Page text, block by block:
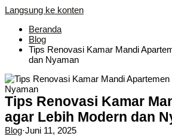
Langsung ke konten
Beranda
Blog
Tips Renovasi Kamar Mandi
dan Nyaman
Tips Renovasi Kamar
agar Lebih Modern dan
Blog·Juni 11, 2025